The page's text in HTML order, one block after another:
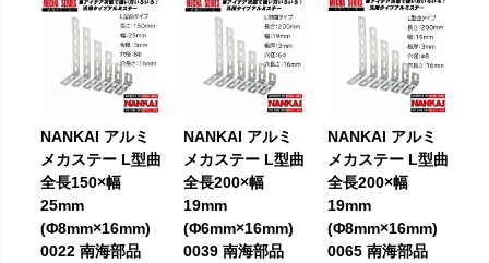
NANKAI アルミ
メカステー L型曲
全長150×幅
25mm
(Φ8mm×16mm)
0022 南海部品
NANKAI アルミ
メカステー L型曲
全長200×幅
19mm
(Φ6mm×16mm)
0039 南海部品
NANKAI アルミ
メカステー L型曲
全長200×幅
19mm
(Φ8mm×16mm)
0065 南海部品